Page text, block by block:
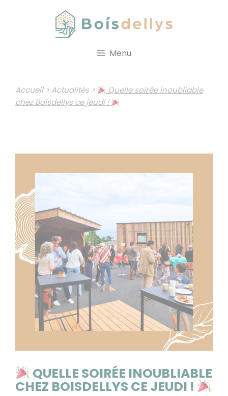
Menu
Accueil> Actualités>
Quelle soirée inoubliable
chez Boisdellys ce jeudi !
QUELLE SOIRÉE INOUBLIABLE
CHEZ BOISDELLYS CE JEUDI !